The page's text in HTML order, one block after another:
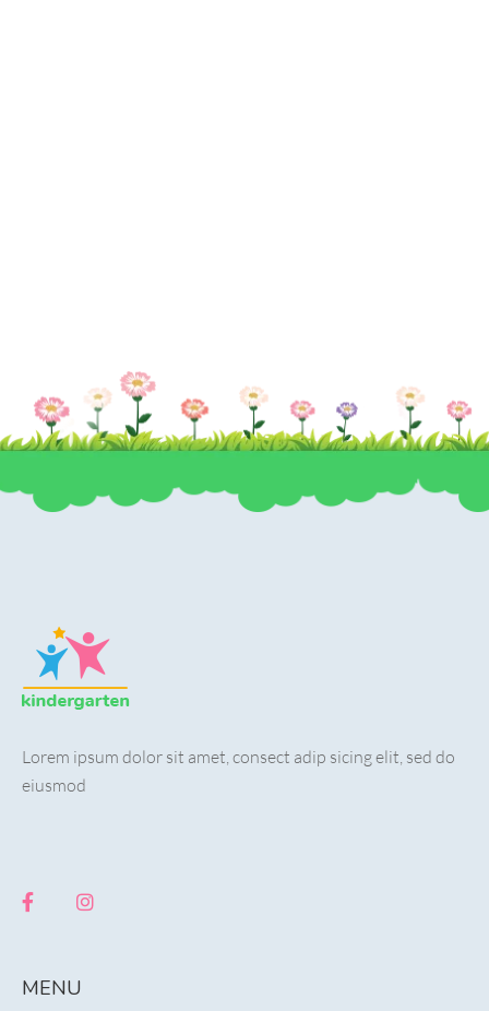
Lorem ipsum dolor sit amet, consect adip sicing elit, sed do
eiusmod
MENU